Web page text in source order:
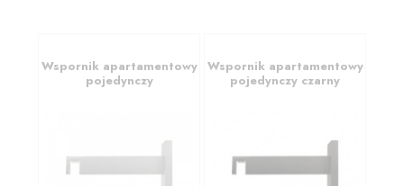
Wspornik apartamentowy
pojedynczy
Wspornik apartamentowy
pojedynczy czarny